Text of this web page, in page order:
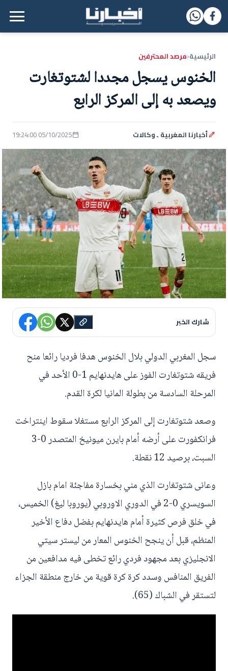
القائمة الرئيسية
الرئيسية‹مرصد المحترفين
الخنوس يسجل مجددا لشتوتغارت
ويصعد به إلى المركز الرابع
أخبارنا المغربية ـ وكالات 05/10/2025 19:24:00
شارك الخبر
سجل المغربي الدولي بلال الخنوس هدفا فرديا رائعا منح
فريقه شتوتغارت الفوز على هايدنهايم 1-0 الأحد في
المرحلة السادسة من بطولة المانيا لكرة القدم.
وصعد شتوتغارت إلى المركز الرابع مستغلا سقوط اينتراخت
فرانكفورت على أرضه أمام بايرن ميونيخ المتصدر 0-3
السبت، برصيد 12 نقطة.
وعانى شتوتغارت الذي مني بخسارة مفاجئة امام بازل
السويسري 0-2 في الدوري الاوروبي (يوروبا ليغ) الخميس،
في خلق فرص كثيرة أمام هايدنهايم بفضل دفاع الأخير
المنظم، قبل أن ينجح الخنوس المعار من ليستر سيتي
الانجليزي بعد مجهود فردي رائع تخطى فيه مدافعين من
الفريق المنافس وسدد كرة كرة قوية من خارج منطقة الجزاء
لتستقر في الشباك (65).